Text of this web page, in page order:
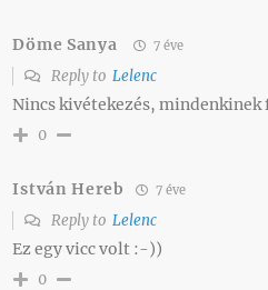
Döme Sanya 7 éve
Reply toLelenc
Nincs kivétekezés,
0
István Hereb 7 éve
Reply toLelenc
Ez egy vicc volt :-))
0